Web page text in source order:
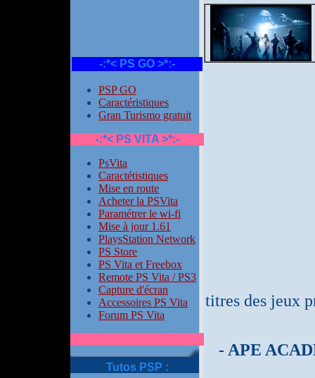
-:*< PS GO >*:-
PSP GO
Caractéristiques
Gran Turismo gratuit
-:*< PS VITA >*:-
PsVita
Caractétistiques
Mise en route
Acheter la PSVita
Paramétrer le wi-fi
Mise à jour 1.61
PlaysStation Network
PS Store
PS Vita et Freebox
Remote PS Vita / PS3
Capture d'écran
Accessoires PS Vita
Forum PS Vita
Tutos PSP :
titres des jeux
- APE